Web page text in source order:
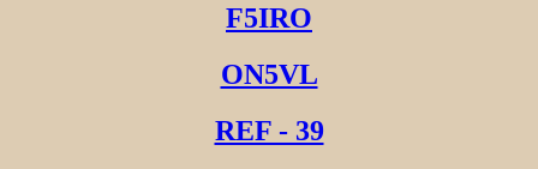
F5IRO
ON5VL
REF - 39